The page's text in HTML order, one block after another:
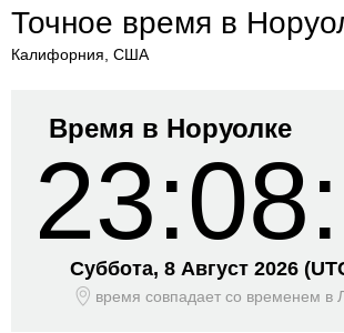
Точное время в
Калифорния, США
Время в Норуолке
Суббота, 8 Август 2026
время совпадает со временем в